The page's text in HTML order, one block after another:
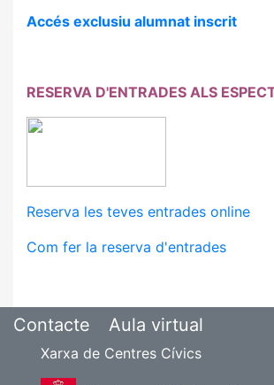
Accés exclusiu alumnat inscrit
RESERVA D'ENTRADES ALS
Reserva les teves entrades online
Com fer la reserva d'entrades
Contacte Aula virtual
Xarxa de Centres Cívics